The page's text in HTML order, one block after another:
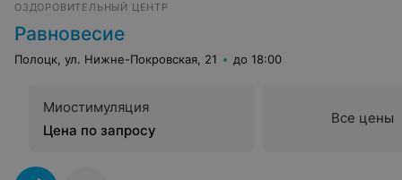
ОЗДОРОВИТЕЛЬНЫЙ ЦЕНТР
Равновесие
Полоцк, ул. Нижне-Покровская, 21 до 18:00
Миостимуляция
Цена по запросу
Все цены